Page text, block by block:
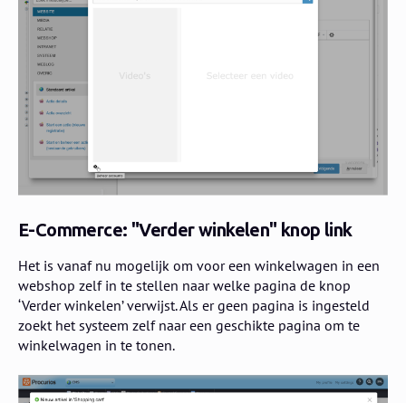
E-Commerce: "Verder winkelen" knop link
Het is vanaf nu mogelijk om voor een winkelwagen in een
webshop zelf in te stellen naar welke pagina de knop
‘Verder winkelen’ verwijst. Als er geen pagina is ingesteld
zoekt het systeem zelf naar een geschikte pagina om te
winkelwagen in te tonen.